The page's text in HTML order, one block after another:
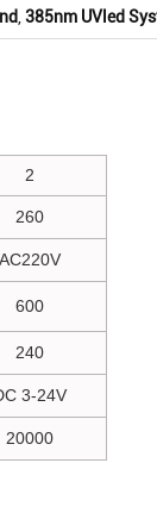
385nm UVled
2
260
AC220V
600
240
3-24V
20000